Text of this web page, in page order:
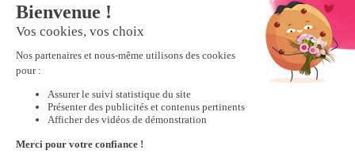
Derniers articles consultés